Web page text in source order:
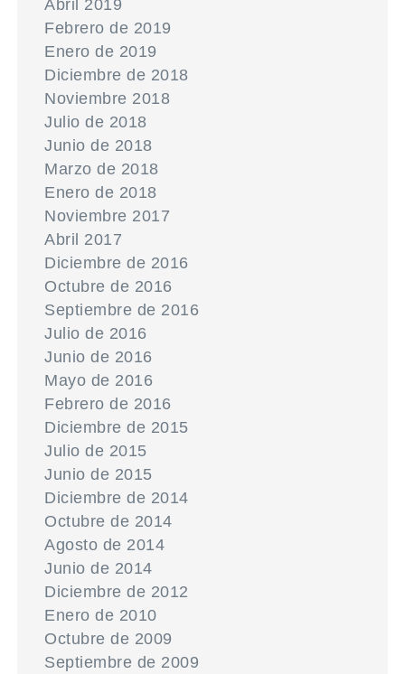
Abril 2019
Febrero de 2019
Enero de 2019
Diciembre de 2018
Noviembre 2018
Julio de 2018
Junio de 2018
Marzo de 2018
Enero de 2018
Noviembre 2017
Abril 2017
Diciembre de 2016
Octubre de 2016
Septiembre de 2016
Julio de 2016
Junio de 2016
Mayo de 2016
Febrero de 2016
Diciembre de 2015
Julio de 2015
Junio de 2015
Diciembre de 2014
Octubre de 2014
Agosto de 2014
Junio de 2014
Diciembre de 2012
Enero de 2010
Octubre de 2009
Septiembre de 2009